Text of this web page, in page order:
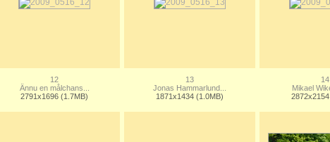
12
Ännu en målchans...
2791x1696 (1.7MB)
13
Jonas Hammarlund...
1871x1434 (1.0MB)
14
Mikael